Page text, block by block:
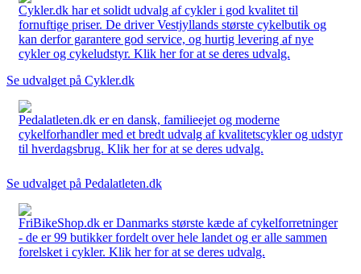
Cykler.dk har et solidt udvalg af cykler i god kvalitet til
fornuftige priser. De driver Vestjyllands største cykelbutik og
kan derfor garantere god service, og hurtig levering af nye
cykler og cykeludstyr. Klik her for at se deres udvalg.
Se udvalget på Cykler.dk
Pedalatleten.dk er en dansk, familieejet og moderne
cykelforhandler med et bredt udvalg af kvalitetscykler og udstyr
til hverdagsbrug. Klik her for at se deres udvalg.
Se udvalget på Pedalatleten.dk
FriBikeShop.dk er Danmarks største kæde af cykelforretninger
- de er 99 butikker fordelt over hele landet og er alle sammen
forelsket i cykler. Klik her for at se deres udvalg.